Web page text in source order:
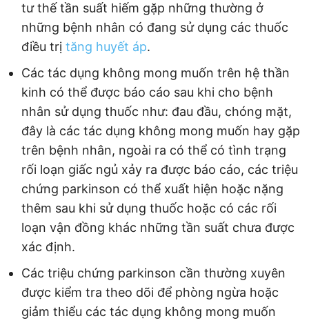
tư thế tần suất hiếm gặp những thường ở
những bệnh nhân có đang sử dụng các thuốc
điều trị tăng huyết áp.
Các tác dụng không mong muốn trên hệ thần
kinh có thể được báo cáo sau khi cho bệnh
nhân sử dụng thuốc như: đau đầu, chóng mặt,
đây là các tác dụng không mong muốn hay gặp
trên bệnh nhân, ngoài ra có thể có tình trạng
rối loạn giấc ngủ xảy ra được báo cáo, các triệu
chứng parkinson có thể xuất hiện hoặc nặng
thêm sau khi sử dụng thuốc hoặc có các rối
loạn vận đồng khác những tần suất chưa được
xác định.
Các triệu chứng parkinson cần thường xuyên
được kiểm tra theo dõi để phòng ngừa hoặc
giảm thiểu các tác dụng không mong muốn